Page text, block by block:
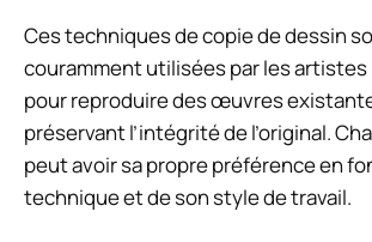
Ces techniques de copie de dessin
couramment utilisées par les
pour reproduire des œuvres
préservant l’intégrité de l’original.
peut avoir sa propre préférence en
technique et de son style de travail.